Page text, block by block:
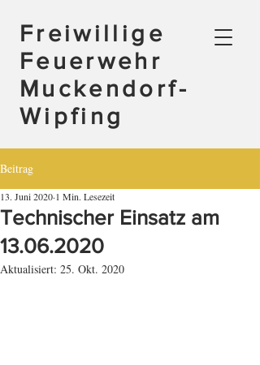
Freiwillige
Feuerwehr
Muckendorf-
Wipfing
Beitrag
Technischer Einsatz am
13.06.2020
13. Juni 2020 1 Min. Lesezeit
Aktualisiert: 25. Okt. 2020